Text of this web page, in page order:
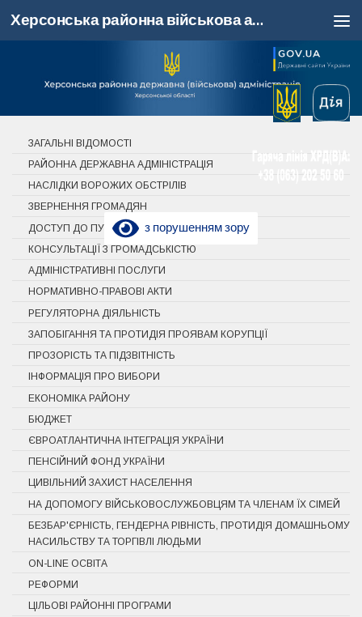
Skip to content Херсонська районна військова адміністрація, Херсонська область
з порушенням зору
ЗАГАЛЬНІ ВІДОМОСТІ
РАЙОННА ДЕРЖАВНА АДМІНІСТРАЦІЯ
НАСЛІДКИ ВОРОЖИХ ОБСТРІЛІВ
ЗВЕРНЕННЯ ГРОМАДЯН
ДОСТУП ДО ПУБЛІЧНОЇ ІНФОРМАЦІЇ
КОНСУЛЬТАЦІЇ З ГРОМАДСЬКІСТЮ
АДМІНІСТРАТИВНІ ПОСЛУГИ
НОРМАТИВНО-ПРАВОВІ АКТИ
РЕГУЛЯТОРНА ДІЯЛЬНІСТЬ
ЗАПОБІГАННЯ ТА ПРОТИДІЯ ПРОЯВАМ КОРУПЦІЇ
ПРОЗОРІСТЬ ТА ПІДЗВІТНІСТЬ
ІНФОРМАЦІЯ ПРО ВИБОРИ
ЕКОНОМІКА РАЙОНУ
БЮДЖЕТ
ЄВРОАТЛАНТИЧНА ІНТЕГРАЦІЯ УКРАЇНИ
ПЕНСІЙНИЙ ФОНД УКРАЇНИ
ЦИВІЛЬНИЙ ЗАХИСТ НАСЕЛЕННЯ
НА ДОПОМОГУ ВІЙСЬКОВОСЛУЖБОВЦЯМ ТА ЧЛЕНАМ ЇХ СІМЕЙ
БЕЗБАР'ЄРНІСТЬ, ГЕНДЕРНА РІВНІСТЬ, ПРОТИДІЯ ДОМАШНЬОМУ
НАСИЛЬСТВУ ТА ТОРГІВЛІ ЛЮДЬМИ
ON-LINE ОСВІТА
РЕФОРМИ
ЦІЛЬОВІ РАЙОННІ ПРОГРАМИ